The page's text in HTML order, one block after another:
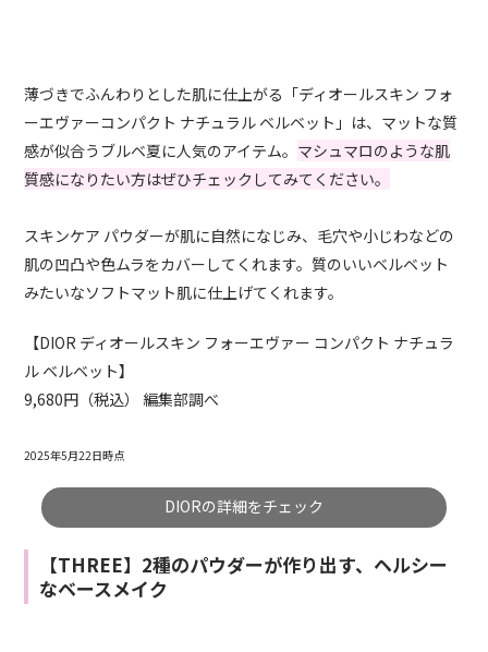
薄づきでふんわりとした肌に仕上がる「ディオールスキン フォ
ーエヴァーコンパクト ナチュラル ベルベット」は、マットな質
感が似合うブルベ夏に人気のアイテム。 マシュマロのような肌
質感になりたい方はぜひチェックしてみてください。
スキンケア パウダーが肌に自然になじみ、毛穴や小じわなどの
肌の凹凸や色ムラをカバーしてくれます。質のいいベルベット
みたいなソフトマット肌に仕上げてくれます。
【DIOR ディオールスキン フォーエヴァー コンパクト ナチュラ
ル ベルベット】
9,680円（税込） 編集部調べ
2025年5月22日時点
DIORの詳細をチェック
【THREE】2種のパウダーが作り出す、ヘルシー
なベースメイク